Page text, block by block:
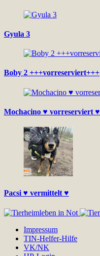
Gyula 3
Boby 2 +++vorreserviert+++
Mochacino ♥ vorreserviert ♥
Pacsi ♥ vermittelt ♥
Impressum
TIN-Helfer-Hilfe
VK/NK